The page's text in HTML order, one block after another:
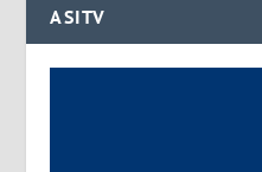
ASITV